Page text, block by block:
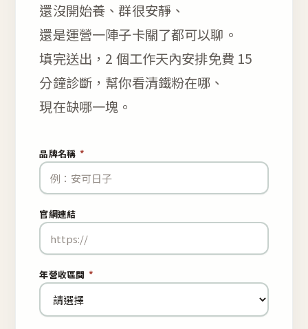
還沒開始養、群很安靜、
還是運營一陣子卡關了都可以聊。
填完送出，2 個工作天內安排免費 15
分鐘診斷，幫你看清鐵粉在哪、
現在缺哪一塊。
品牌名稱 *
官網連結
年營收區間 *